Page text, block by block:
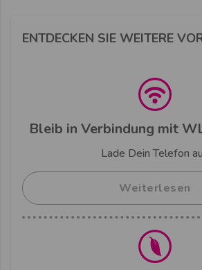
ENTDECKEN SIE WEITERE
Bleib in Verbindung mit
Lade Dein Telefon
Weiterlesen